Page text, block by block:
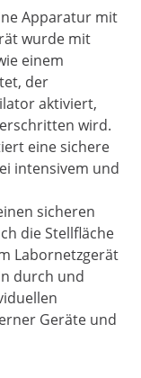
Apparatur mit
wurde mit
einem
der
aktiviert,
wird.
eine sichere
intensivem und
sicheren
die Stellfläche
Labornetzgerät
durch und
Geräte und